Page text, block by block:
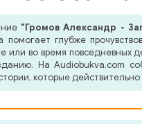
"Громов Александр -
глубже
во время повседневных
На Audiobukva.com
которые действительно